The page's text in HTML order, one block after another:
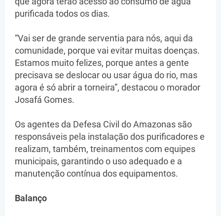
purificada todos os dias.
“Vai ser de grande serventia para nós, aqui da
comunidade, porque vai evitar muitas doenças.
Estamos muito felizes, porque antes a gente
precisava se deslocar ou usar água do rio, mas
agora é só abrir a torneira”, destacou o morador
Josafá Gomes.
Os agentes da Defesa Civil do Amazonas são
responsáveis pela instalação dos purificadores e
realizam, também, treinamentos com equipes
municipais, garantindo o uso adequado e a
manutenção contínua dos equipamentos.
Balanço